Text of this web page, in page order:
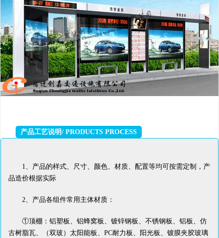
产品工艺说明/ PRODUCTS PROCESS
1、产品的样式、尺寸、颜色、材质、配置等均可按需定制，产
品造价根据实际
2、产品各组件常用主体材质：
①顶棚：铝塑板、铝蜂窝板、镀锌钢板、不锈钢板、铝板、仿
古树脂瓦、（双玻）太阳能板、PC耐力板、阳光板、镀膜夹胶玻璃